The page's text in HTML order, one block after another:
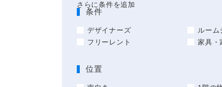
さらに条件を追加
条件
デザイナーズ
ルーム
フリーレント
家具・
位置